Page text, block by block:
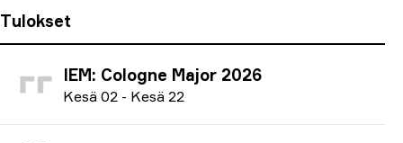
Tulokset
IEM: Cologne Major 2026
Kesä 02 - Kesä 22